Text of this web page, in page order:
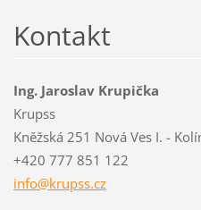
Kontakt
Ing. Jaroslav Krupička
Krupss
Kněžská 251 Nová Ves I. -
+420 777 851 122
info@krupss.cz